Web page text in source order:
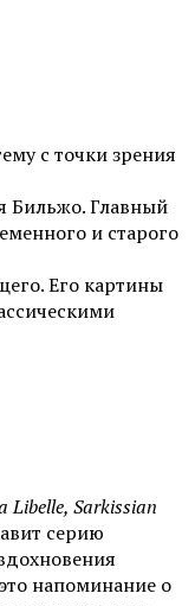
с точки зрения
Бильжо. Главный
и старого
Его картины
Libelle, Sarkissian
серию
напоминание о